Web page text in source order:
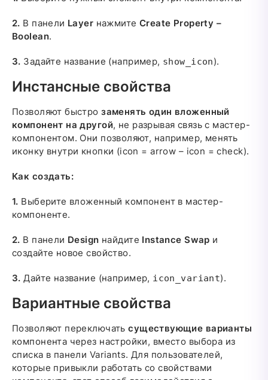
2. В панели Layer нажмите Create Property –
Boolean.
3. Задайте название (например, show_icon).
Инстансные свойства
Позволяют быстрозаменять один вложенный
компонент на другой, не разрывая связь с мастер-
компонентом. Они позволяют, например, менять
иконку внутри кнопки (icon = arrow – icon = check).
Как создать:
1. Выберите вложенный компонент в мастер-
компоненте.
2. В панели Design найдите Instance Swap и
создайте новое свойство.
3. Дайте название (например, icon_variant).
Вариантные свойства
Позволяют переключатьсуществующие варианты
компонента через настройки, вместо выбора из
списка в панели Variants. Для пользователей,
которые привыкли работать со свойствами